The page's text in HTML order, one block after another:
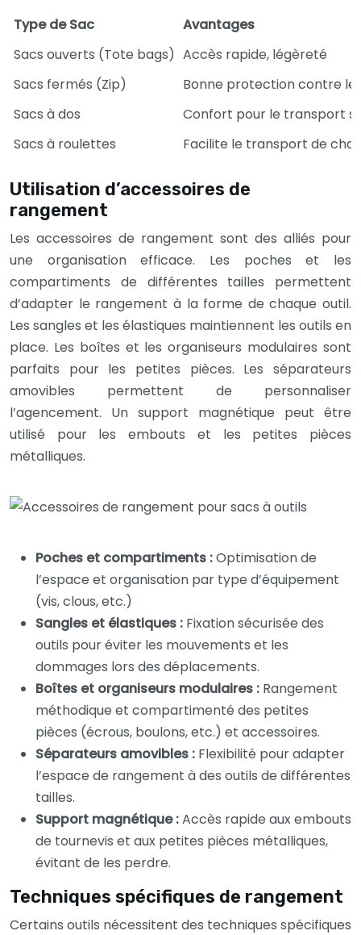
Type de Sac
Avantages
Sacs ouverts (Tote bags) Accès rapide, légèreté
Sacs fermés (Zip)
Bonne protection contre
Sacs à dos
Confort pour le transport
Sacs à roulettes
Facilite le transport de
Utilisation d’accessoires de
rangement
Les accessoires de rangement sont des alliés pour
une organisation efficace. Les poches et les
compartiments de différentes tailles permettent
d’adapter le rangement à la forme de chaque outil.
Les sangles et les élastiques maintiennent les outils en
place. Les boîtes et les organiseurs modulaires sont
parfaits pour les petites pièces. Les séparateurs
amovibles permettent de personnaliser
l’agencement. Un support magnétique peut être
utilisé pour les embouts et les petites pièces
métalliques.
Poches et compartiments :Optimisation de
l’espace et organisation par type d’équipement
(vis, clous, etc.)
Sangles et élastiques : Fixation sécurisée des
outils pour éviter les mouvements et les
dommages lors des déplacements.
Boîtes et organiseurs modulaires : Rangement
méthodique et compartimenté des petites
pièces (écrous, boulons, etc.) et accessoires.
Séparateurs amovibles : Flexibilité pour adapter
l’espace de rangement à des outils de différentes
tailles.
Support magnétique :Accès rapide aux embouts
de tournevis et aux petites pièces métalliques,
évitant de les perdre.
Techniques spécifiques de rangement
Certains outils nécessitent des techniques spécifiques